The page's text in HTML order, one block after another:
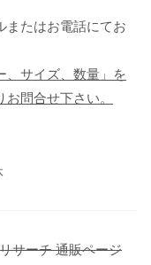
またはお電話にてお
、サイズ、数量」を
問合せ下さい。
サーチ 通販ページ